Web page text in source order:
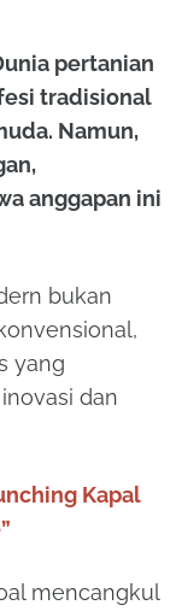
pertanian
tradisional
Namun,
anggapan ini
bukan
yang
dan
Kapal
mencangkul